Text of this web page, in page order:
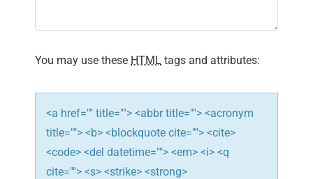
i
o
n
You may use these HTML tags and attributes:
<a href="" title=""> <abbr title=""> <acronym
title=""> <b> <blockquote cite=""> <cite>
<code> <del datetime=""> <em> <i> <q
cite=""> <s> <strike> <strong>